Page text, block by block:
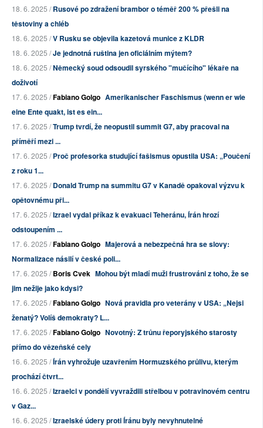
18. 6. 2025 /Rusové po zdražení brambor o téměř 200 % přešli na
těstoviny a chléb
18. 6. 2025 /V Rusku se objevila kazetová munice z KLDR
18. 6. 2025 /Je jednotná ruština jen oficiálním mýtem?
18. 6. 2025 /Německý soud odsoudil syrského "mučícího" lékaře na
doživotí
17. 6. 2025 /Fabiano Golgo Amerikanischer Faschismus (wenn er wie
eine Ente quakt, ist es ein...
17. 6. 2025 /Trump tvrdí, že neopustil summit G7, aby pracoval na
příměří mezi ...
17. 6. 2025 /Proč profesorka studující fašismus opustila USA: „Poučení
z roku 1...
17. 6. 2025 /Donald Trump na summitu G7 v Kanadě opakoval výzvu k
opětovnému při...
17. 6. 2025 /Izrael vydal příkaz k evakuaci Teheránu, Írán hrozí
odstoupením ...
17. 6. 2025 /Fabiano Golgo Majerová a nebezpečná hra se slovy:
Normalizace násilí v české poli...
17. 6. 2025 /Boris Cvek Mohou být mladí muži frustrováni z toho, že se
jim nežije jako kdysi?
17. 6. 2025 /Fabiano Golgo Nová pravidla pro veterány v USA: „Nejsi
ženatý? Volíš demokraty? L...
17. 6. 2025 /Fabiano Golgo Novotný: Z trůnu řeporyjského starosty
přímo do vězeňské cely
16. 6. 2025 /Írán vyhrožuje uzavřením Hormuzského průlivu, kterým
prochází čtvrt...
16. 6. 2025 /Izraelci v pondělí vyvraždili střelbou v potravinovém centru
v Gaz...
16. 6. 2025 /Izraelské údery proti Íránu byly nevyhnutelné